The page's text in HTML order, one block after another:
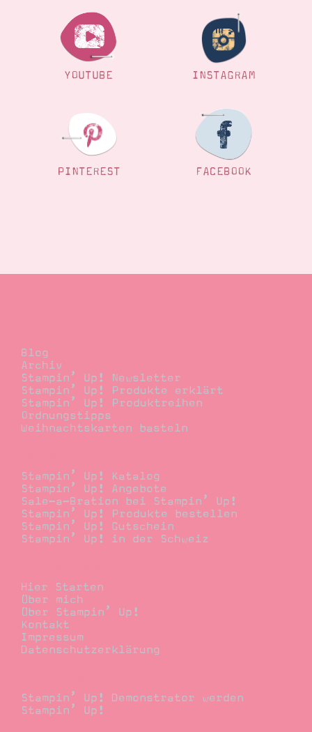
YOUTUBE INSTAGRAM
PINTEREST FACEBOOK
Blog
Archiv
Stampin’ Up! Newsletter
Stampin’ Up! Produkte erklärt
Stampin’ Up! Produktreihen
Ordnungstipps
Weihnachtskarten basteln
Stampin’ Up! Katalog
Stampin’ Up! Angebote
Sale-a-Bration bei Stampin’ Up!
Stampin’ Up! Produkte bestellen
Stampin’ Up! Gutschein
Stampin’ Up! in der Schweiz
Hier Starten
Über mich
Über Stampin’ Up!
Kontakt
Impressum
Datenschutzerklärung
Stampin’ Up! Demonstrator werden
Stampin’ Up!